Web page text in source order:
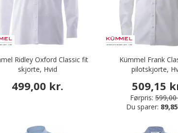
Ridley Oxford Classic fit
skjorte, Hvid
499,00 kr.
Kümmel Frank
pilotskjorte,
509,15
Førpris: 599,00
Du sparer: